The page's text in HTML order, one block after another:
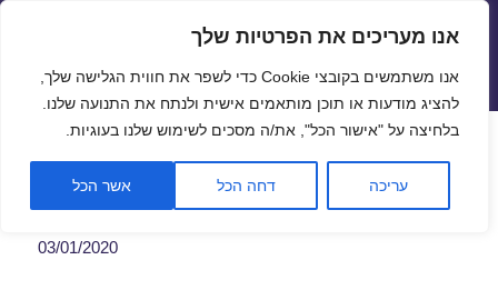
פתח
אנו מעריכים את הפרטיות שלך
אנו משתמשים בקובצי Cookie כדי לשפר את חווית הגלישה שלך,
להציג מודעות או תוכן מותאמים אישית ולנתח את התנועה שלנו.
בלחיצה על "אישור הכל", את/ה מסכים לשימוש שלנו בעוגיות.
עריכה דחה הכל אשר הכל
שערי חליפין יציגים – שער יציג
תפריטים
ווידג'טים
שער ביטקוין לתאריך 03/01/2020
03/01/2020